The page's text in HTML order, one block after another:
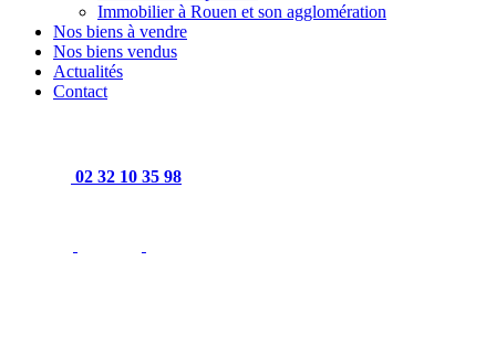
Immobilier à Rouen et son agglomération
Nos biens à vendre
Nos biens vendus
Actualités
Contact
02 32 10 35 98